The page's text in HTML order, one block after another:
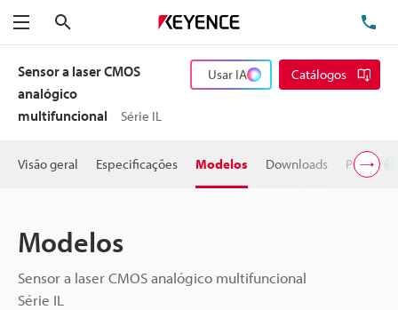
Menu
Sensor a laser CMOS
analógico
multifuncional
Série IL
Usar IA Catálogos
Visão geral Especificações Modelos Downloads Preço
Modelos
Sensor a laser CMOS analógico multifuncional
Série IL